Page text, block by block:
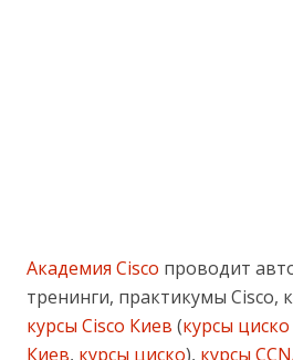
Академия Cisco проводит
тренинги, практикумы
курсы Cisco Киев (курсы
Киев, курсы циско), курсы